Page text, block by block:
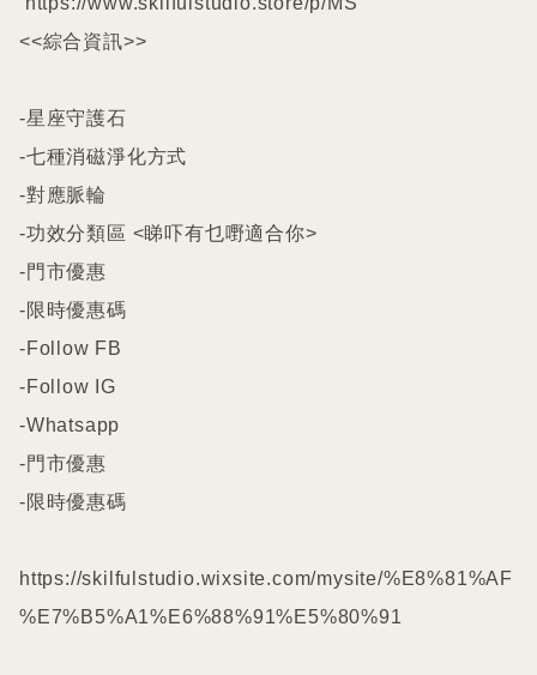
<<綜合資訊>>
-星座守護石
-七種消磁淨化方式
-對應脈輪
-功效分類區 <睇吓有乜嘢適合你>
-門市優惠
-限時優惠碼
-Follow FB
-Follow IG
-Whatsapp
-門市優惠
-限時優惠碼
https://skilfulstudio.wixsite.com/mysite/%E8%81%AF
%E7%B5%A1%E6%88%91%E5%80%91